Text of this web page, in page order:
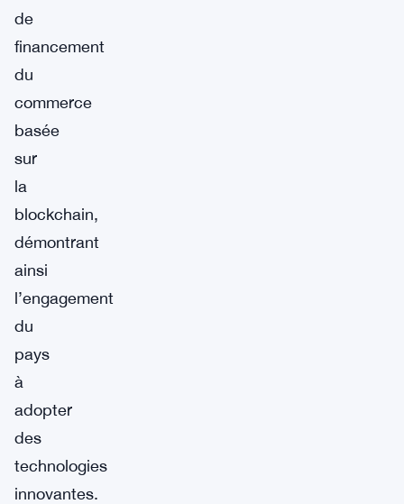
de
financement
du
commerce
basée
sur
la
blockchain,
démontrant
ainsi
l’engagement
du
pays
à
adopter
des
technologies
innovantes.